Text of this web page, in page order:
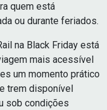
quem está
ou durante feriados.
na Black Friday está
mais acessível
um momento prático
trem disponível
sob condições